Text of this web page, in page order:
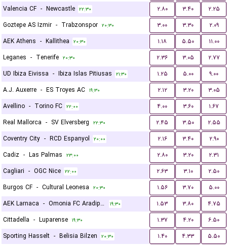
Valencia CF - Newcastle ۲۲:۳۰ ۲.۸۰ ۳.۴۰
۲.۲۵
Goztepe AS Izmir - Trabzonspor ۲۰:۳۰ ۳.۰۰ ۳.۳۰
۲.۰۹
AEK Athens - Kallithea ۲۰:۳۰ ۱.۱۸ ۵.۵۰
۱۱.۰۰
Leganes - Tenerife ۲۰:۳۰ ۲.۳۶ ۳.۰۵
۲.۷۷
UD Ibiza Eivissa - Ibiza Islas Pitiusas ۲۱:۳۰ ۱.۲۵ ۵.۰۰
۹.۰۰
A.J. Auxerre - ES Troyes AC ۱۹:۳۰ ۲.۱۲ ۳.۲۰
۳.۰۵
Avellino - Torino FC ۲۲:۰۰ ۴.۰۰ ۳.۶۰
۱.۶۷
Real Mallorca - SV Elversberg ۲۲:۳۰ ۲.۴۵ ۳.۵۰
۲.۵۵
Coventry City - RCD Espanyol ۲۰:۰۰ ۲.۱۶ ۳.۴۰
۲.۹۰
Cadiz - Las Palmas ۲۳:۰۰ ۲.۸۰ ۳.۲۰
۲.۳۱
Cagliari - OGC Nice ۲۲:۰۰ ۲.۶۳ ۳.۱۰
۲.۵۰
Burgos CF - Cultural Leonesa ۲۰:۳۰ ۱.۵۶ ۳.۷۰
۵.۰۰
AEK Larnaca - Omonia FC Aradippou ۱۹:۳۰ ۱.۵۳ ۳.۸۰
۴.۷۵
Cittadella - Luparense ۱۹:۳۰ ۱.۳۷ ۴.۲۰
۶.۵۰
Sporting Hasselt - Belisia Bilzen ۲۰:۳۰ ۱.۴۰ ۴.۳۳
۵.۵۰